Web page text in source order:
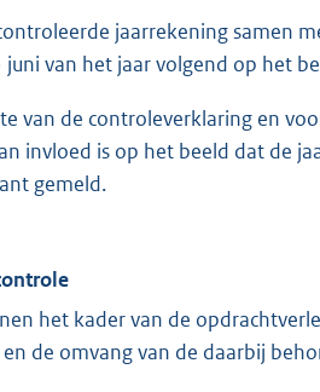
jaarrekening samen
van het jaar volgend op het
van de controleverklaring en
invloed is op het beeld dat de
gemeld.
het kader van de
de omvang van de daarbij